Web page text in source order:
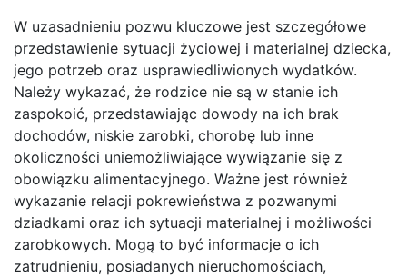
W uzasadnieniu pozwu kluczowe jest szczegółowe
przedstawienie sytuacji życiowej i materialnej dziecka,
jego potrzeb oraz usprawiedliwionych wydatków.
Należy wykazać, że rodzice nie są w stanie ich
zaspokoić, przedstawiając dowody na ich brak
dochodów, niskie zarobki, chorobę lub inne
okoliczności uniemożliwiające wywiązanie się z
obowiązku alimentacyjnego. Ważne jest również
wykazanie relacji pokrewieństwa z pozwanymi
dziadkami oraz ich sytuacji materialnej i możliwości
zarobkowych. Mogą to być informacje o ich
zatrudnieniu, posiadanych nieruchomościach,